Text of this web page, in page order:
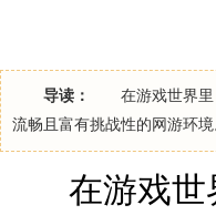
导读：
在游戏世界里，
流畅且富有挑战性的网游环
在游戏世界